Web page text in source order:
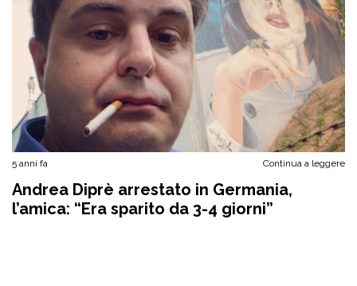
5 anni fa Continua a leggere
Andrea Diprè arrestato in Germania,
l’amica: “Era sparito da 3-4 giorni”